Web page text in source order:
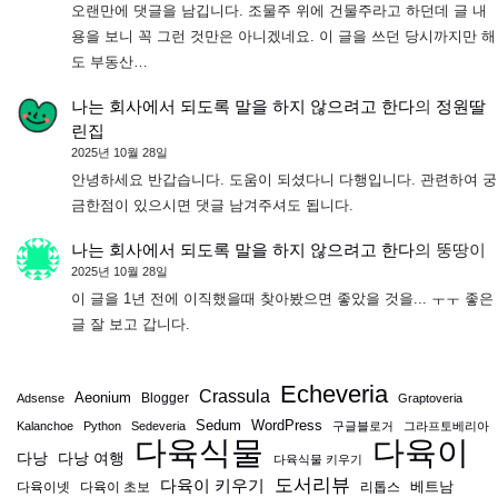
오랜만에 댓글을 남깁니다. 조물주 위에 건물주라고 하던데 글 내
용을 보니 꼭 그런 것만은 아니겠네요. 이 글을 쓰던 당시까지만 해
도 부동산…
나는 회사에서 되도록 말을 하지 않으려고 한다의 정원딸
린집
2025년 10월 28일
안녕하세요 반갑습니다. 도움이 되셨다니 다행입니다. 관련하여 궁
금한점이 있으시면 댓글 남겨주셔도 됩니다.
나는 회사에서 되도록 말을 하지 않으려고 한다의 뚱땅이
2025년 10월 28일
이 글을 1년 전에 이직했을때 찾아봤으면 좋았을 것을... ㅜㅜ 좋은
글 잘 보고 갑니다.
Adsense Aeonium Blogger Crassula Echeveria Graptoveria
Kalanchoe Python Sedeveria Sedum WordPress 구글블로거 그라프토베리아
다낭 다낭 여행 다육식물 다육식물 키우기 다육이
다육이넷 다육이 초보 다육이 키우기 도서리뷰 리톱스 베트남